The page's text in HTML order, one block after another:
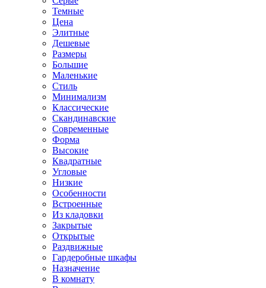
Темные
Цена
Элитные
Дешевые
Размеры
Большие
Маленькие
Стиль
Минимализм
Классические
Скандинавские
Современные
Форма
Высокие
Квадратные
Угловые
Низкие
Особенности
Встроенные
Из кладовки
Закрытые
Открытые
Раздвижные
Гардеробные шкафы
Назначение
В комнату